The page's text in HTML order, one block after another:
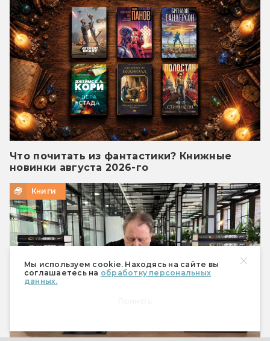
Мы используем cookie. Находясь на сайте вы
соглашаетесь на обработку персональных
данных.
Что почитать из фантастики? Книжные
новинки августа 2026-го
Книги